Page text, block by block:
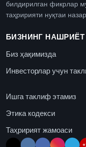
билдирилган фикрлар
таҳририяти нуқтаи
БИЗНИНГ НАШРИЁТ
Биз ҳақимизда
Инвесторлар учун
Ишга таклиф этамиз
Этика кодекси
Таҳририят жамоаси